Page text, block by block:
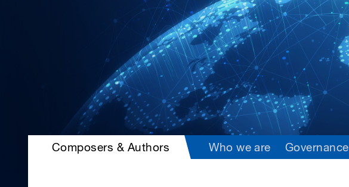
Composers & Authors Who we are Governance